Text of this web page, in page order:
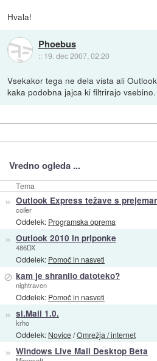
Hvala!
Phoebus
:: 19. dec 2007, 02:20
Vsekakor tega ne dela vista ali
kaka podobna jajca ki filtrirajo vsebino.
Vredno ogleda ...
Tema
» Outlook Express težave s
coiler
Oddelek: Programska oprema
» Outlook 2010 in priponke
486DX
Oddelek: Pomoč in nasveti
⊘ kam je shranilo datoteko?
nightraven
Oddelek: Pomoč in nasveti
» si.Mail 1.0.
krho
Oddelek: Novice/Omrežja / internet
» Windows Live Mail Desktop Beta